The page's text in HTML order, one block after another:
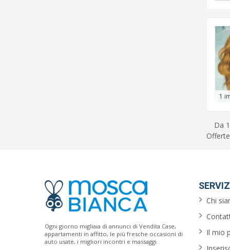
1
Da
Ogni giorno migliaia di annunci di Vendita Case,
appartamenti in affitto, le più fresche occasioni di
auto usate, i migliori incontri e massaggi.
Chi
Il mio